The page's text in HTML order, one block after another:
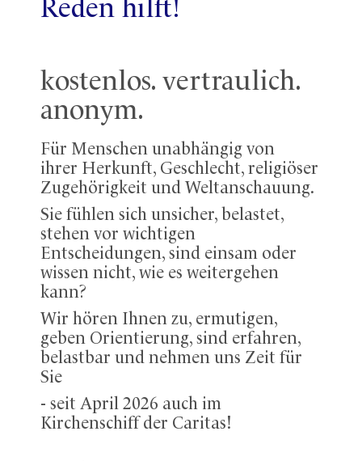
Reden hilft!
kostenlos. vertraulich.
anonym.
Für Menschen unabhängig von
ihrer Herkunft, Geschlecht, religiöser
Zugehörigkeit und Weltanschauung.
Sie fühlen sich unsicher, belastet,
stehen vor wichtigen
Entscheidungen, sind einsam oder
wissen nicht, wie es weitergehen
kann?
Wir hören Ihnen zu, ermutigen,
geben Orientierung, sind erfahren,
belastbar und nehmen uns Zeit für
Sie
- seit April 2026 auch im
Kirchenschiff der Caritas!